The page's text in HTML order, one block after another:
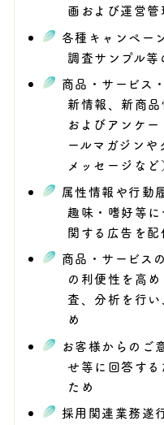
画および運営管
各種キャンペー
調査サンプル等
商品・サービス
新情報、新商
およびアンケ
ールマガジン
メッセージなど
属性情報や行動
趣味・嗜好等
関する広告を配
商品・サービス
の利便性を高
査、分析を行
め
お客様からのご
せ等に回答す
ため
採用関連業務遂